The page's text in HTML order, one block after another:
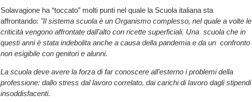
Solavagione ha “toccato” molti punti nel quale la Scuola italiana sta
affrontando: "Il sistema scuola è un Organismo complesso, nel quale a volte le
criticità vengono affrontate dall’alto con ricette superficiali. Una scuola che in
questi anni è stata indebolita anche a causa della pandemia e da un confronto
non esigibile con genitori e alunni.
La scuola deve avere la forza di far conoscere all’esterno i problemi della
professione: dallo stress dal lavoro correlato, dai carichi di lavoro dagli stipendi
insoddisfacenti.